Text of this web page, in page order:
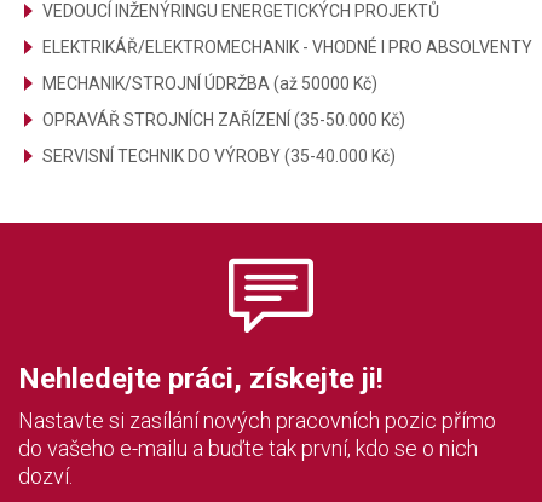
VEDOUCÍ INŽENÝRINGU ENERGETICKÝCH PROJEKTŮ
ELEKTRIKÁŘ/ELEKTROMECHANIK - VHODNÉ I PRO ABSOLVENTY
MECHANIK/STROJNÍ ÚDRŽBA (až 50000 Kč)
OPRAVÁŘ STROJNÍCH ZAŘÍZENÍ (35-50.000 Kč)
SERVISNÍ TECHNIK DO VÝROBY (35-40.000 Kč)
Nehledejte práci, získejte ji!
Nastavte si zasílání nových pracovních pozic přímo
do vašeho e-mailu a buďte tak první, kdo se o nich
dozví.